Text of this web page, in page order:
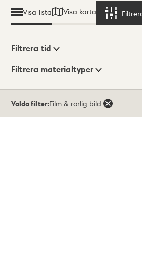
Visa lista Visa karta
Visningsläge
Filtrera tid
Filtrera materialtyper
träffar
Valda filter:Film & rörlig bild